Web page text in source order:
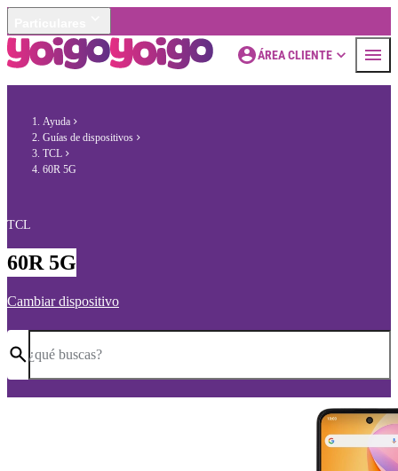
ÁREA CLIENTE
Ayuda
Guías de dispositivos
TCL
60R 5G
TCL
60R 5G
Cambiar dispositivo
¿qué buscas?